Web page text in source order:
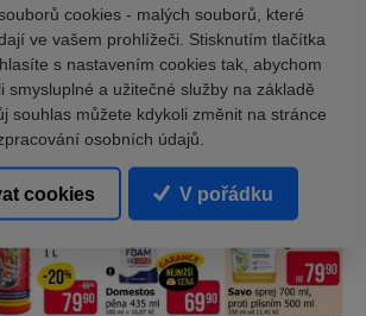
cookies - malých souborů, které
ve vašem prohlížeči. Stisknutím tlačítka
s nastavením cookies tak, abychom
smysluplné a užitečné služby na základě
souhlas můžete kdykoli změnit na stránce
osobních údajů.
cookies V pořádku